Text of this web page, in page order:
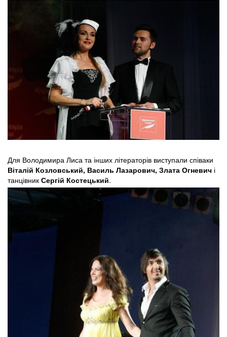
Для Володимира Лиса та інших літераторів виступали співаки
Віталій Козловський, Василь Лазарович, Злата Огневич і
танцівник Сергій Костецький.